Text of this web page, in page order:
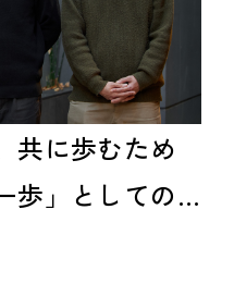
共に歩むため
歩」としての
方。 ～ 樋泉
） × 植竹